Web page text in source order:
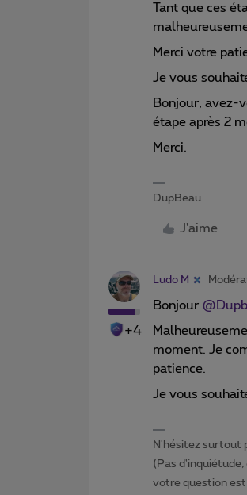
Tant que ces
Merci votre
Je vous
Bonjour, avez-
étape après 2
Merci.
DupBeau
J'aime
+4
Ludo M
Bonjour ​
moment. Je
patience.
Je vous
N'hésitez surtout
(Pas
votre question est